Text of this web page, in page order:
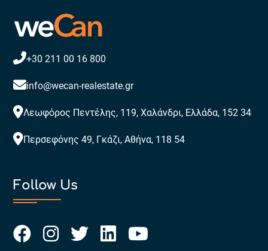
+30 211 00 16 800
info@wecan-realestate.gr
Λεωφόρος Πεντέλης, 119, Χαλάνδρι, Ελλάδα, 152 34
Περσεφόνης 49, Γκάζι, Αθήνα, 118 54
Follow Us